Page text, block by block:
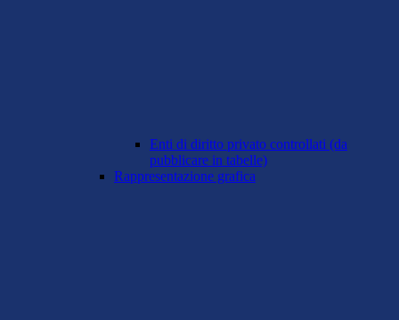
Enti di diritto privato controllati (da
pubblicare in tabelle)
Rappresentazione grafica